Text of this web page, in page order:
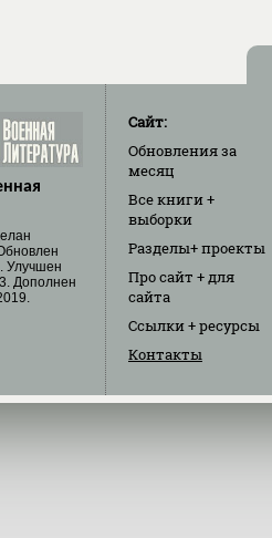
Улучшен
Дополнен
Сайт:
Обновленияза
месяц
Все книги+
выборки
Разделы+ проекты
Про сайт + для
сайта
Ссылки+ ресурсы
Контакты